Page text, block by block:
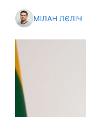
МІЛАН ЛЄЛІЧ